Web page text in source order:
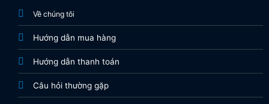
Về chúng tôi
Hướng dẫn mua hàng
Hướng dẫn thanh toán
Câu hỏi thường gặp